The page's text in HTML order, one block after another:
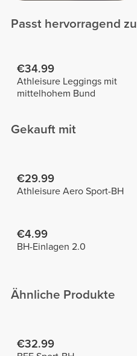
Passt hervorragend zu
€34.99
Athleisure Leggings mit
mittelhohem Bund
Gekauft mit
€29.99
Athleisure Aero Sport-BH
€4.99
BH-Einlagen 2.0
Ähnliche Produkte
€32.99